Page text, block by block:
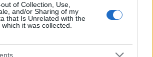
of Collection, Use,
and/or Sharing of my
that Is Unrelated with the
it was collected.